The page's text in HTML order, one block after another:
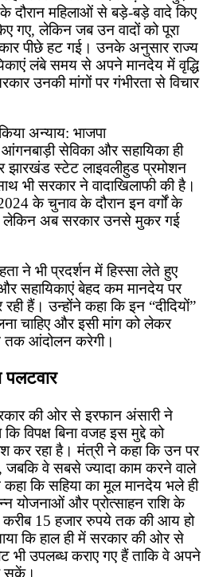
दौरान महिलाओं से बड़े-बड़े वादे किए
गए, लेकिन जब उन वादों को पूरा
पीछे हट गई। उनके अनुसार राज्य
लंबे समय से अपने मानदेय में वृद्धि
उनकी मांगों पर गंभीरता से विचार
अन्याय: भाजपा
सेविका और सहायिका ही
झारखंड स्टेट लाइवलीहुड प्रमोशन
भी सरकार ने वादाखिलाफी की है।
के चुनाव के दौरान इन वर्गों के
लेकिन अब सरकार उनसे मुकर गई
ने भी प्रदर्शन में हिस्सा लेते हुए
सहायिकाएं बेहद कम मानदेय पर
हैं। उन्होंने कहा कि इन “दीदियों”
चाहिए और इसी मांग को लेकर
आंदोलन करेगी।
पलटवार
की ओर से इरफान अंसारी ने
विपक्ष बिना वजह इस मुद्दे को
कर रहा है। मंत्री ने कहा कि उन पर
जबकि वे सबसे ज्यादा काम करने वाले
कि सहिया का मूल मानदेय भले ही
योजनाओं और प्रोत्साहन राशि के
करीब 15 हजार रुपये तक की आय हो
कि हाल ही में सरकार की ओर से
भी उपलब्ध कराए गए हैं ताकि वे अपने
सकें।